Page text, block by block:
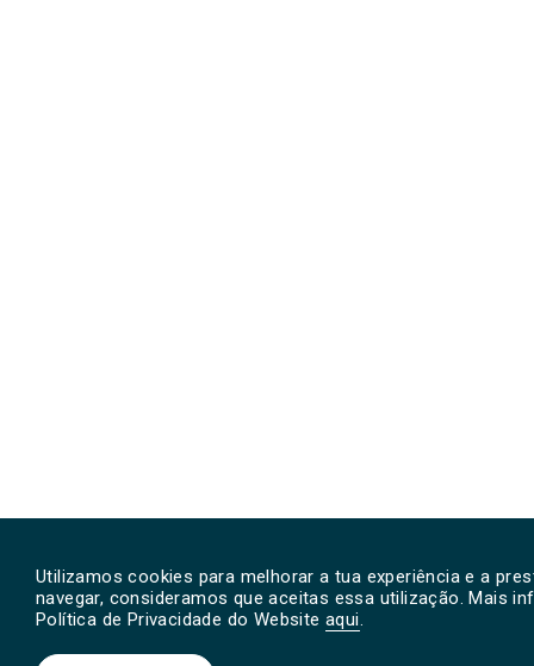
Utilizamos cookies para melhorar a tua experiência e a
navegar, consideramos que aceitas essa utilização. Mais
Política de Privacidade do Website aqui.